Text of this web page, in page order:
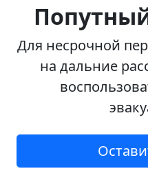
Для несрочной
на дальние